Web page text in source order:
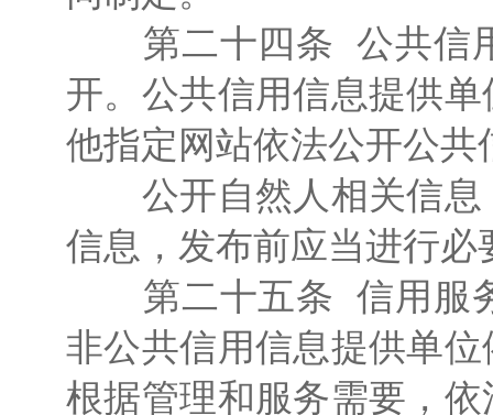
第二十四条 公共信用
开。公共信用信息提供
他指定网站依法公开公共
公开自然人相关信息
信息，发布前应当进行必
第二十五条 信用服务
非公共信用信息提供单
根据管理和服务需要，